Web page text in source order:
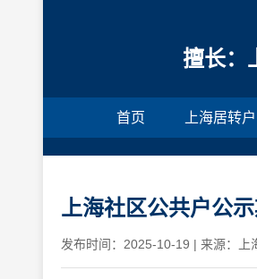
擅长：
首页 上海居转户
上海社区公共户公
发布时间：2025-10-19 | 来源：上